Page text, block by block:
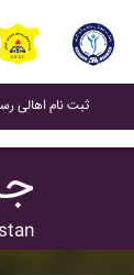
ثبت نام اهالی(current)